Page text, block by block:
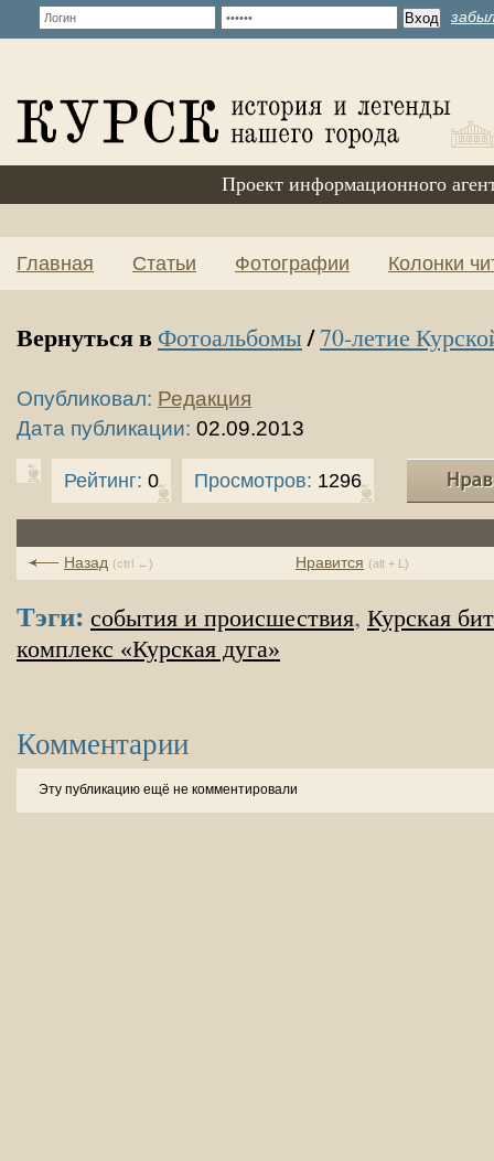
Проект информационного
Главная Статьи Фотографии Колонки
Вернуться в Фотоальбомы/70-летие
Опубликовал: Редакция
Дата публикации: 02.09.2013
Рейтинг: 0 Просмотров: 1296
Нравится (alt + L)
Назад (ctrl ←)
Тэги: события и происшествия, Курская
комплекс «Курская дуга»
Комментарии
Эту публикацию ещё не комментировали